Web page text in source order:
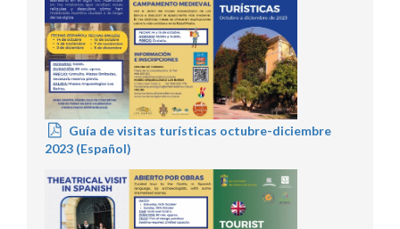
Guía de visitas turísticas octubre-diciembre
2023 (Español)